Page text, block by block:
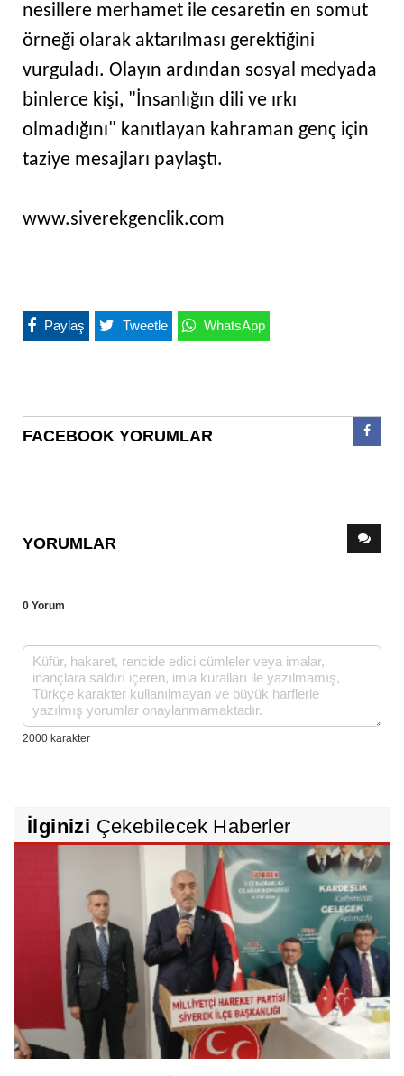
nesillere merhamet ile cesaretin en somut
örneği olarak aktarılması gerektiğini
vurguladı. Olayın ardından sosyal medyada
binlerce kişi, "İnsanlığın dili ve ırkı
olmadığını" kanıtlayan kahraman genç için
taziye mesajları paylaştı.
www.siverekgenclik.com
Paylaş Tweetle WhatsApp
FACEBOOK YORUMLAR
YORUMLAR
0 Yorum
İlginizi Çekebilecek Haberler